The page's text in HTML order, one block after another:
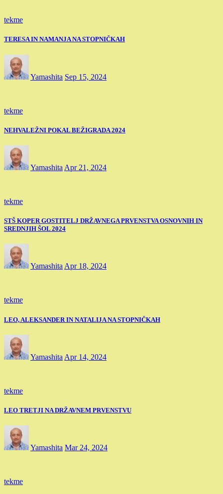
tekme
TERESA IN NAMANJA NA STOPNIČKAH
Yamashita Sep 15, 2024
tekme
NEHVALEŽNI POKAL BEŽIGRADA 2024
Yamashita Apr 21, 2024
tekme
STŠ KOPER GOSTITELJ DRŽAVNEGA PRVENSTVA OSNOVNIH IN
SREDNJIH ŠOL 2024
Yamashita Apr 18, 2024
tekme
LEO, ALEKSANDER IN NATALIJA NA STOPNIČKAH
Yamashita Apr 14, 2024
tekme
LEO TRETJI NA DRŽAVNEM PRVENSTVU
Yamashita Mar 24, 2024
tekme